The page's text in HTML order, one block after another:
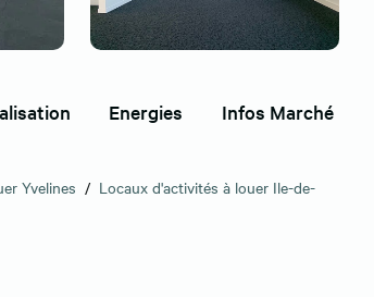
Energies Infos Marché
Yvelines / Locaux d'activités à louer Ile-de-